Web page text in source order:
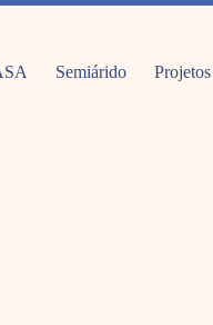
Semiárido Projetos